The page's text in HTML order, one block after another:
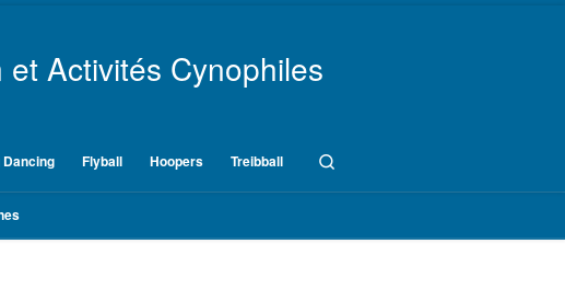
Activités Cynophiles
Dancing Flyball Hoopers Treibball